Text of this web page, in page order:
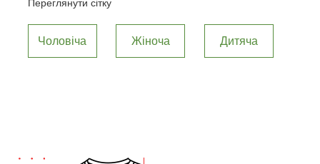
Переглянути сітку
Чоловіча Жіноча Дитяча